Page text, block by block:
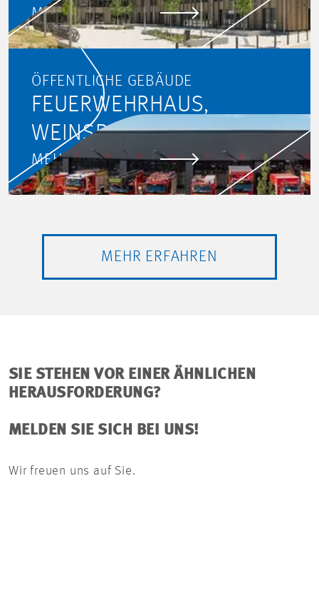
MEHR ERFAHREN
ÖFFENTLICHE GEBÄUDE
FEUERWEHRHAUS,
WEINSBERG
MEHR ERFAHREN
MEHR ERFAHREN
SIE STEHEN VOR EINER ÄHNLICHEN
HERAUSFORDERUNG?
MELDEN SIE SICH BEI UNS!
Wir freuen uns auf Sie.